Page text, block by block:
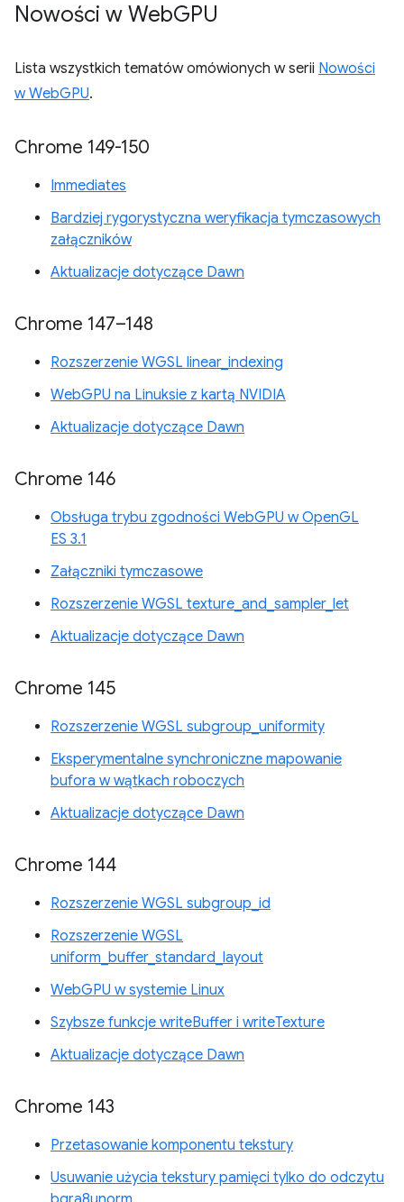
Nowości w WebGPU
Lista wszystkich tematów omówionych w serii Nowości
w WebGPU.
Chrome 149-150
Immediates
Bardziej rygorystyczna weryfikacja tymczasowych
załączników
Aktualizacje dotyczące Dawn
Chrome 147–148
Rozszerzenie WGSL linear_indexing
WebGPU na Linuksie z kartą NVIDIA
Aktualizacje dotyczące Dawn
Chrome 146
Obsługa trybu zgodności WebGPU w OpenGL
ES 3.1
Załączniki tymczasowe
Rozszerzenie WGSL texture_and_sampler_let
Aktualizacje dotyczące Dawn
Chrome 145
Rozszerzenie WGSL subgroup_uniformity
Eksperymentalne synchroniczne mapowanie
bufora w wątkach roboczych
Aktualizacje dotyczące Dawn
Chrome 144
Rozszerzenie WGSL subgroup_id
Rozszerzenie WGSL
uniform_buffer_standard_layout
WebGPU w systemie Linux
Szybsze funkcje writeBuffer i writeTexture
Aktualizacje dotyczące Dawn
Chrome 143
Przetasowanie komponentu tekstury
Usuwanie użycia tekstury pamięci tylko do odczytu